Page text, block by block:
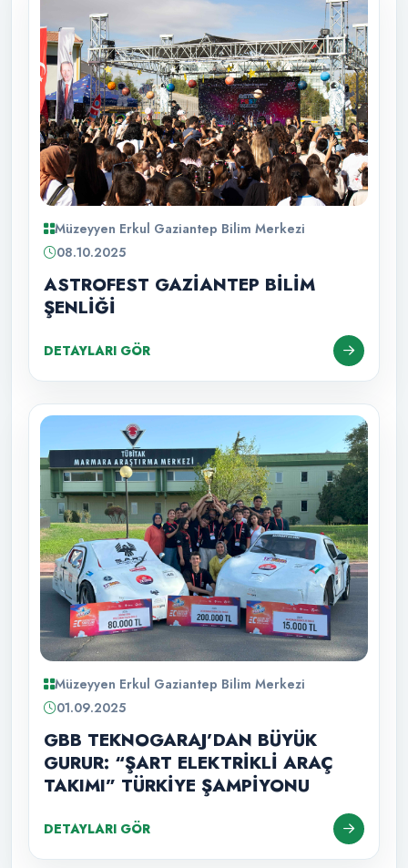
Müzeyyen Erkul Gaziantep Bilim Merkezi
08.10.2025
ASTROFEST GAZİANTEP BİLİM
ŞENLİĞİ
DETAYLARI GÖR
Müzeyyen Erkul Gaziantep Bilim Merkezi
01.09.2025
GBB TEKNOGARAJ’DAN BÜYÜK
GURUR: “ŞART ELEKTRİKLİ ARAÇ
TAKIMI” TÜRKİYE ŞAMPİYONU
DETAYLARI GÖR